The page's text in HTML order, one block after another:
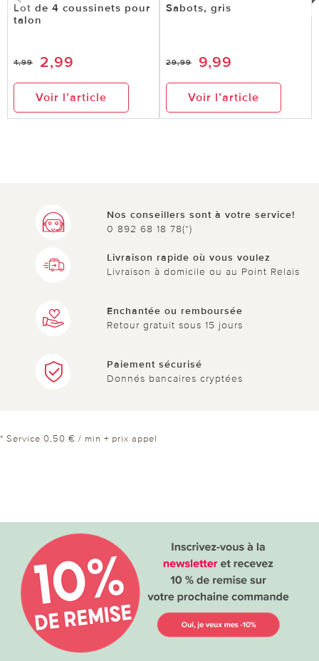
Lot de 4 coussinets pour
talon
4,99 2,99
Voir l’article
Sabots, gris
29,99 9,99
Voir l’article
Nos conseillers sont à votre service!
0 892 68 18 78(*)
Livraison rapide où vous voulez
Livraison à domicile ou au Point Relais
Enchantée ou remboursée
Retour gratuit sous 15 jours
Paiement sécurisé
Donnés bancaires cryptées
* Service 0,50 € / min + prix appel